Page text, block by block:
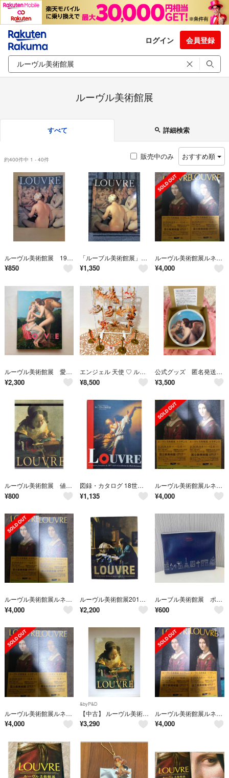
ログイン 会員登録
ルーヴル美術館展
すべて 詳細検索
約400件中 1 - 40件 販売中のみ おすすめ順
ルーヴル美術館展 19世紀フランス絵画 新古典主義からロマン主義へ
¥850
「ルーブル美術館展」図録 (19世紀フランス絵画)
¥1,350
ルーヴル美術館展ルネサンス（国立新美術館）無料観覧券×２枚
¥4,000
ルーヴル美術館展 愛を描く 図録 油絵 絵画
¥2,300
エンジェル 天使 ♡ ルーヴル美術館展 アクリルチャーム コンプリート セット
¥8,500
公式グッズ 匿名発送 ルーヴル美術館展 豆皿 アモルとプシュケ♡食器 飾り皿
¥3,500
ルーヴル美術館展 値下げしました
¥800
図録・カタログ 18世紀フランス絵画のきらめき ルーヴル美術館展 ロココから新古典派へ 1997
¥1,135
ルーヴル美術館展ルネサンス（国立新美術館）無料観覧券×２枚。
¥4,000
ルーヴル美術館展ルネサンス（国立新美術館）無料観覧券×２枚。
¥4,000
ルーヴル美術館展2015 「LOUVRE」
¥2,200
ルーブル美術館展 ポーチ
¥600
ルーヴル美術館展ルネサンス（国立新美術館）無料観覧券×２枚。
¥4,000
&byP&D
【中古】 ルーヴル美術館展〜17世紀ヨーロッパ絵画図録
¥3,290
ルーヴル美術館展ルネサンス（国立新美術館）無料観覧券×２枚。
¥4,000